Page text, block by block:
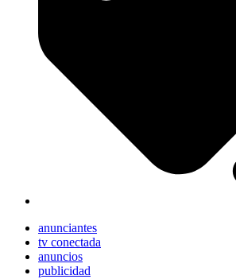
anunciantes
tv conectada
anuncios
publicidad